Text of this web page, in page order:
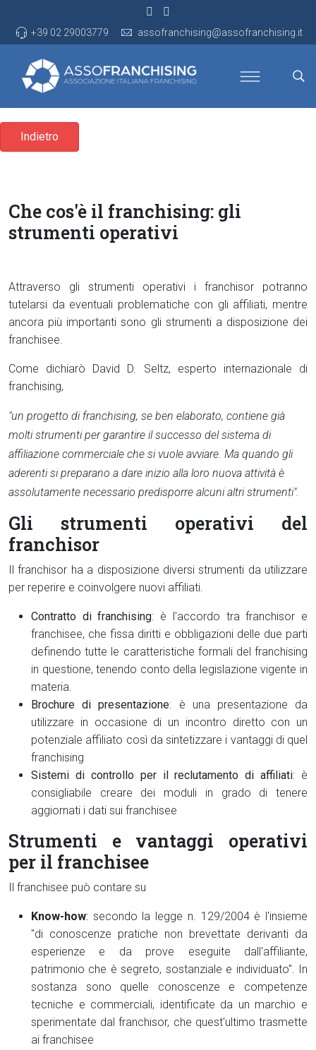
+39 02 29003779 assofranchising@assofranchising.it
Indietro
Che cos'è il franchising: gli
strumenti operativi
Attraverso gli strumenti operativi i franchisor potranno
tutelarsi da eventuali problematiche con gli affiliati, mentre
ancora più importanti sono gli strumenti a disposizione dei
franchisee.
Come dichiarò David D. Seltz, esperto internazionale di
franchising,
"un progetto di franchising, se ben elaborato, contiene già
molti strumenti per garantire il successo del sistema di
affiliazione commerciale che si vuole avviare. Ma quando gli
aderenti si preparano a dare inizio alla loro nuova attività è
assolutamente necessario predisporre alcuni altri strumenti".
Gli strumenti operativi del
franchisor
Il franchisor ha a disposizione diversi strumenti da utilizzare
per reperire e coinvolgere nuovi affiliati.
Contratto di franchising: è l'accordo tra franchisor e
franchisee, che fissa diritti e obbligazioni delle due parti
definendo tutte le caratteristiche formali del franchising
in questione, tenendo conto della legislazione vigente in
materia.
Brochure di presentazione: è una presentazione da
utilizzare in occasione di un incontro diretto con un
potenziale affiliato così da sintetizzare i vantaggi di quel
franchising
Sistemi di controllo per il reclutamento di affiliati: è
consigliabile creare dei moduli in grado di tenere
aggiornati i dati sui franchisee
Strumenti e vantaggi operativi
per il franchisee
Il franchisee può contare su
Know-how: secondo la legge n. 129/2004 è l'insieme
"di conoscenze pratiche non brevettate derivanti da
esperienze e da prove eseguite dall'affiliante,
patrimonio che è segreto, sostanziale e individuato". In
sostanza sono quelle conoscenze e competenze
tecniche e commerciali, identificate da un marchio e
sperimentate dal franchisor, che quest'ultimo trasmette
ai franchisee